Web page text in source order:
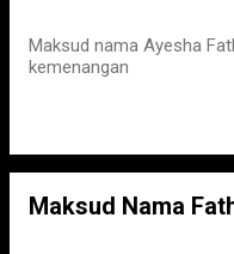
Maksud nama Ayesha
kemenangan
Maksud Nama